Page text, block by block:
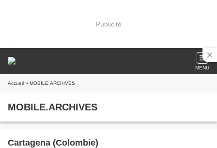
Publicité
MENU
Accueil » MOBILE.ARCHIVES
MOBILE.ARCHIVES
Cartagena (Colombie)